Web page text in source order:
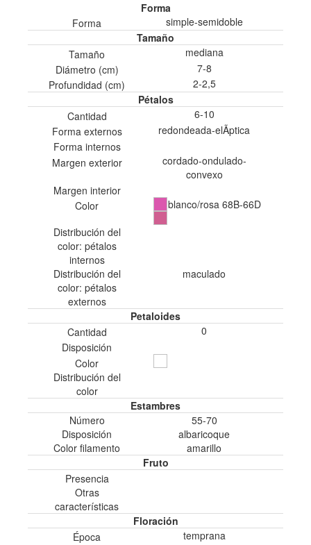
Forma
Forma
simple-semidoble
Tamaño
Tamaño
mediana
Diámetro (cm)
7-8
Profundidad (cm)
2-2,5
Pétalos
Cantidad
6-10
Forma externos
redondeada-elÃ­ptica
Forma internos
Margen exterior
cordado-ondulado-
convexo
Margen interior
Color
blanco/rosa 68B-66D
Distribución del
color: pétalos
internos
Distribución del
color: pétalos
externos
maculado
Petaloides
Cantidad
0
Disposición
Color
Distribución del
color
Estambres
Número
55-70
Disposición
albaricoque
Color filamento
amarillo
Fruto
Presencia
Otras
características
Floración
Época
temprana